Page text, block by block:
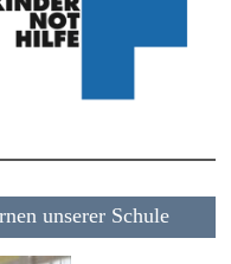
unserer Schule